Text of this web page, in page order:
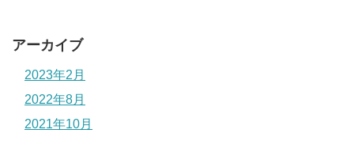
アーカイブ
2023年2月
2022年8月
2021年10月